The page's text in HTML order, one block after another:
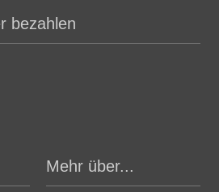
bezahlen
Mehr über...